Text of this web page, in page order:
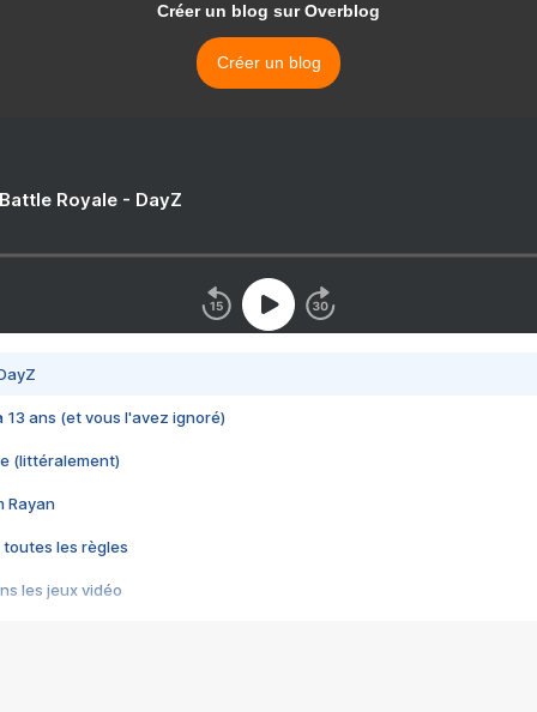
Créer un blog sur Overblog
Créer un blog
Royale - DayZ
13 ans (et vous l'avez ignoré)
(littéralement)
Rayan
toutes les règles
les jeux vidéo